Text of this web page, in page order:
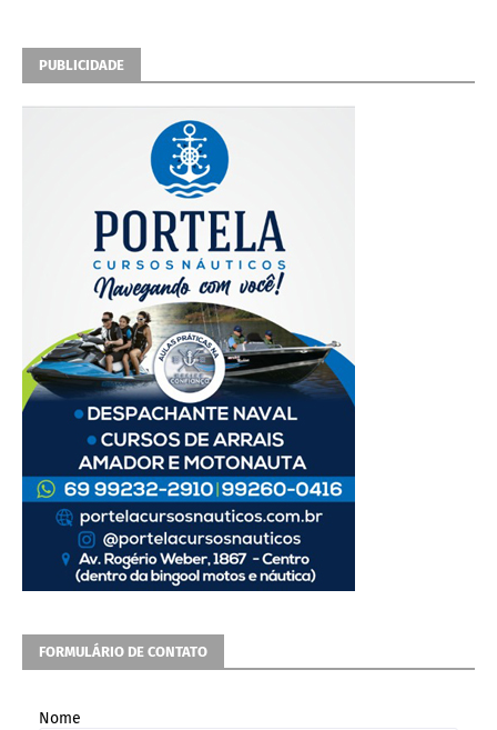
PUBLICIDADE
FORMULÁRIO DE CONTATO
Nome